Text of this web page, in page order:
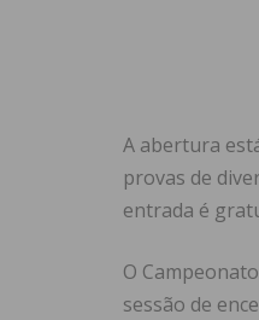
A abertura
provas de
entrada é
O
sessão de